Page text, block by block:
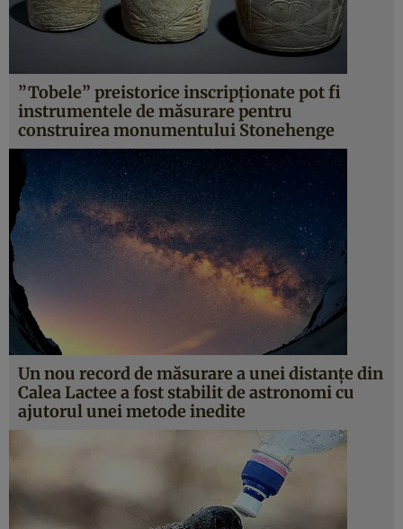
”Tobele” preistorice inscripţionate pot fi
instrumentele de măsurare pentru
construirea monumentului Stonehenge
Un nou record de măsurare a unei distanţe din
Calea Lactee a fost stabilit de astronomi cu
ajutorul unei metode inedite